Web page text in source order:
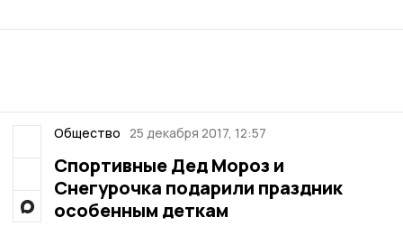
Общество 25 декабря 2017, 12:57
Спортивные Дед Мороз и
Снегурочка подарили праздник
особенным деткам